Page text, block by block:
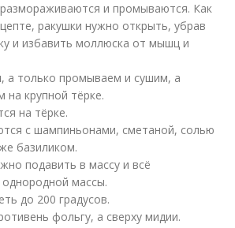
и промываются. Как
ракушки нужно открыть, убрав
и избавить моллюска от мышц и
а только промываем и сушим, а
на крупной тёрке.
на тёрке.
с шампиньонами, сметаной, солью
базиликом.
подавить в массу и всё
массы.
до 200 градусов.
фольгу, а сверху мидии.